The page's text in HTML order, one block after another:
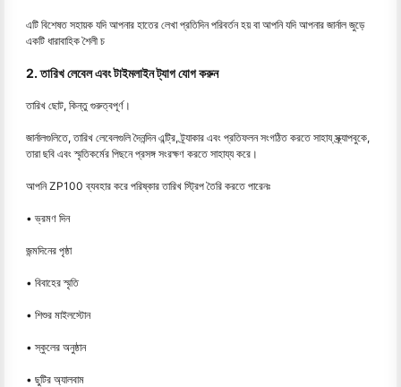
এটি বিশেষত সহায়ক যদি আপনার হাতের লেখা প্রতিদিন পরিবর্তন হয় বা আপনি যদি আপনার জার্নাল জুড়ে
একটি ধারাবাহিক শৈলী চ
2. তারিখ লেবেল এবং টাইমলাইন ট্যাগ যোগ করুন
তারিখ ছোট, কিন্তু গুরুত্বপূর্ণ।
জার্নালগুলিতে, তারিখ লেবেলগুলি দৈনন্দিন এন্ট্রি, ট্র্যাকার এবং প্রতিফলন সংগঠিত করতে সাহায্ স্ক্র্যাপবুকে,
তারা ছবি এবং স্মৃতিকর্মের পিছনে প্রসঙ্গ সংরক্ষণ করতে সাহায্য করে।
আপনি ZP100 ব্যবহার করে পরিষ্কার তারিখ স্ট্রিপ তৈরি করতে পারেনঃ
• ভ্রমণ দিন
জন্মদিনের পৃষ্ঠা
• বিবাহের স্মৃতি
• শিশুর মাইলস্টোন
• স্কুলের অনুষ্ঠান
• ছুটির অ্যালবাম